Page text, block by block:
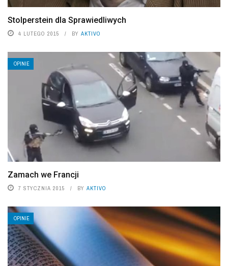
Stolperstein dla Sprawiedliwych
4 LUTEGO 2015 BY AKTIVO
OPINIE
Zamach we Francji
7 STYCZNIA 2015 BY AKTIVO
OPINIE